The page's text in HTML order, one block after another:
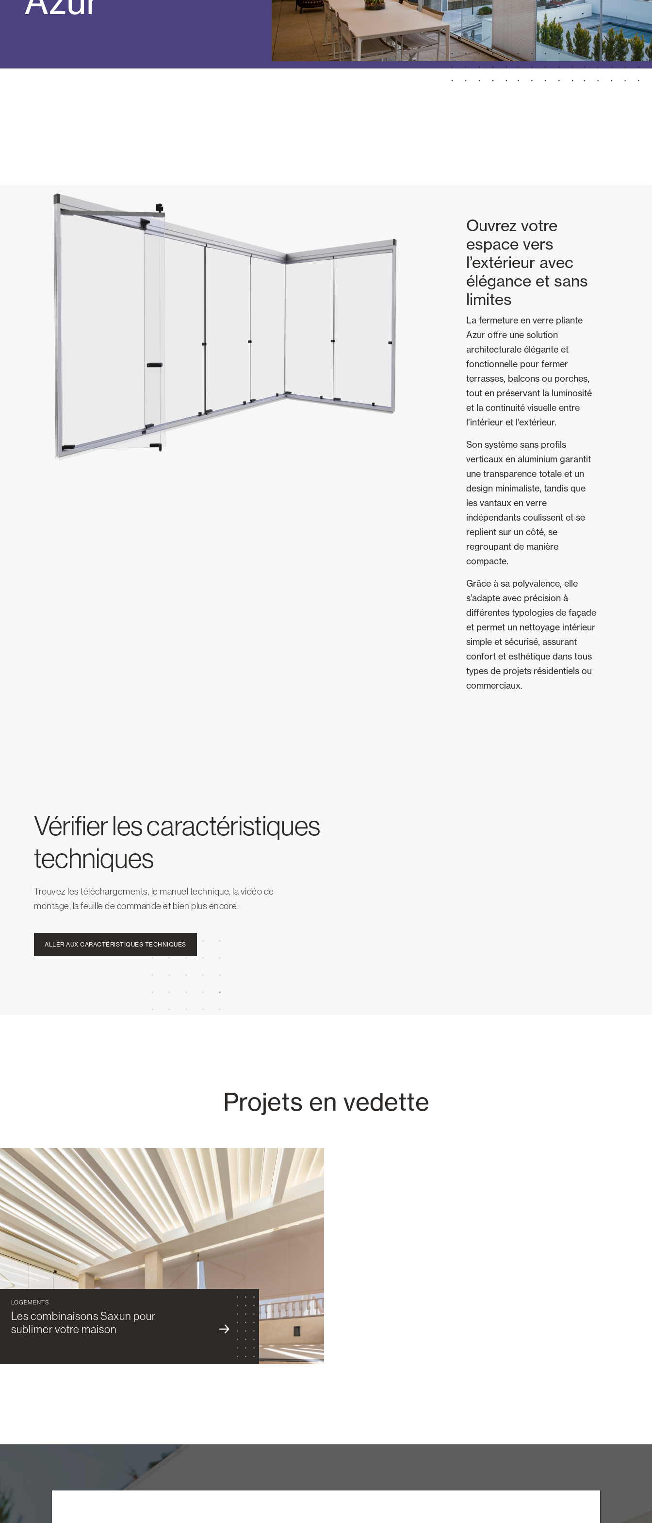
Rideaux de Verre Stores Portes Automatiques
Ouvrez votre
espace vers
l’extérieur avec
élégance et sans
limites
La fermeture en verre pliante
Azur offre une solution
architecturale élégante et
fonctionnelle pour fermer
terrasses, balcons ou porches,
tout en préservant la luminosité
et la continuité visuelle entre
l’intérieur et l’extérieur.
Son système sans profils
verticaux en aluminium garantit
une transparence totale et un
design minimaliste, tandis que
les vantaux en verre
indépendants coulissent et se
replient sur un côté, se
regroupant de manière
compacte.
Grâce à sa polyvalence, elle
s’adapte avec précision à
différentes typologies de façade
et permet un nettoyage intérieur
simple et sécurisé, assurant
confort et esthétique dans tous
types de projets résidentiels ou
commerciaux.
Vérifier les caractéristiques
techniques
Trouvez les téléchargements, le manuel technique, la vidéo de
montage, la feuille de commande et bien plus encore.
ALLER AUX CARACTÉRISTIQUES TECHNIQUES
Projets en vedette
LOGEMENTS
Les combinaisons Saxun pour
sublimer votre maison